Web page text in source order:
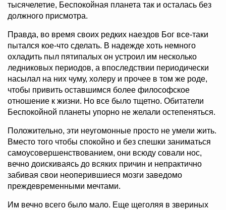
тысячелетие, Беспокойная планета так и осталась без
должного присмотра.
Правда, во время своих редких наездов Бог все-таки
пытался кое-что сделать. В надежде хоть немного
охладить пыл пятипалых он устроил им несколько
ледниковых периодов, а впоследствии периодически
насылал на них чуму, холеру и прочее в том же роде,
чтобы привить оставшимся более философское
отношение к жизни. Но все было тщетно. Обитатели
Беспокойной планеты упорно не желали остепеняться.
Положительно, эти неугомонные просто не умели жить.
Вместо того чтобы спокойно и без спешки заниматься
самоусовершенствованием, они всюду совали нос,
вечно доискиваясь до всяких причин и непрактично
забивая свои неоперившиеся мозги заведомо
преждевременными мечтами.
Им вечно всего было мало. Еще щеголяя в звериных